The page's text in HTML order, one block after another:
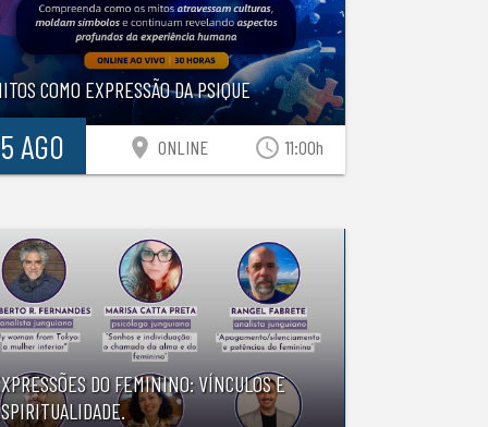
COMO EXPRESSÃO DA PSIQUE
AGO location_on ONLINE access_time 11:00h
DO FEMININO: VÍNCULOS E